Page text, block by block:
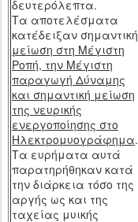
δευτερόλεπτα.
Τα αποτελέσματα
κατέδειξαν σημαντική
μείωση στη Μέγιστη
Ροπή, την Μέγιστη
παραγωγή Δύναμης
και σημαντική μείωση
της νευρικής
ενεργοποίησης στο
Ηλεκτρομυογράφημα.
Τα ευρήματα αυτά
παρατηρήθηκαν κατά
την διάρκεια τόσο της
αργής ως και της
ταχείας μυικής